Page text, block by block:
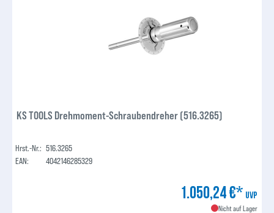
KS TOOLS Drehmoment-Schraubendreher (516.3265)
Hrst.-Nr.: 516.3265
EAN:
4042146285329
1.050,24 €* UVP
Nicht auf Lager